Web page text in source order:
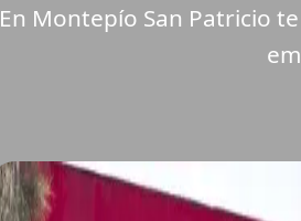
En Montepío San Patricio